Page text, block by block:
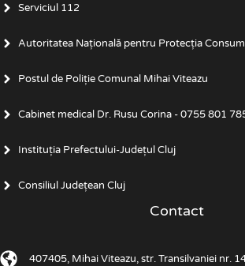
Serviciul 112
Autoritatea Națională pentru Protecția
Postul de Poliţie Comunal Mihai Viteazu
Cabinet medical Dr. Rusu Corina - 0755 801
Instituția Prefectului-Județul Cluj
Consiliul Județean Cluj
Contact
407405, Mihai Viteazu, str. Transilvaniei nr.